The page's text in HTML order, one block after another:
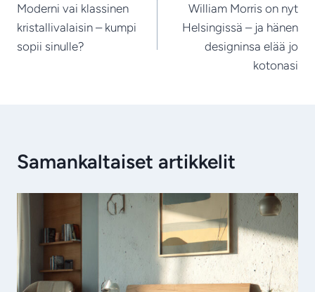
selaus
Moderni vai klassinen
kristallivalaisin – kumpi
sopii sinulle?
William Morris on nyt
Helsingissä – ja hänen
designinsa elää jo
kotonasi
Samankaltaiset artikkelit